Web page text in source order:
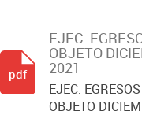
EJEC.
OBJETO
2021
EJEC.
OBJETO
pdf